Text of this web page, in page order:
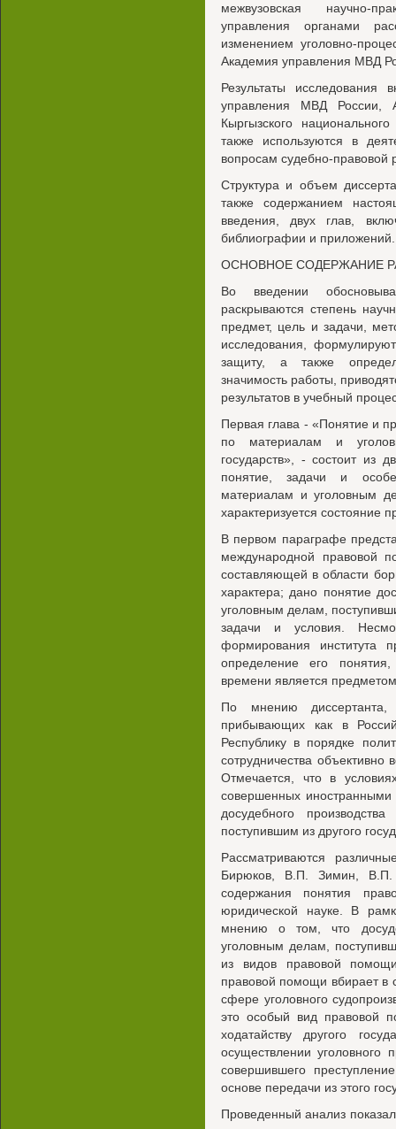
межвузовская научно-
управления органами
изменением уголовно-
Академия управления МВД
Результаты
управления МВД России,
Кыргызского
также используются в
вопросам судебно-
Структура и объем
также содержанием
введения, двух глав,
библиографии и приложений.
ОСНОВНОЕ СОДЕРЖАНИЕ
Во введении
раскрываются степень
предмет, цель и задачи,
исследования,
защиту, а также
значимость работы,
результатов в учебный
Первая глава - «Понятие и
по материалам и
государств», - состоит из
понятие, задачи и
материалам и уголовным
характеризуется состояние
В первом параграфе
международной правовой
составляющей в области
характера; дано понятие
уголовным делам,
задачи и условия.
формирования института
определение его
времени является
По мнению диссертанта,
прибывающих как в
Республику в порядке
сотрудничества
Отмечается, что в
совершенных
досудебного
поступившим из другого
Рассматриваются
Бирюков, В.П. Зимин, В.П.
содержания понятия
юридической науке. В
мнению о том, что
уголовным делам,
из видов правовой
правовой помощи вбирает в
сфере уголовного
это особый вид правовой
ходатайству другого
осуществлении уголовного
совершившего
основе передачи из этого
Проведенный анализ